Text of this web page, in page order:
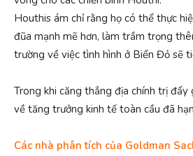
Houthis ám chỉ rằng họ có thể thực
đũa mạnh mẽ hơn, làm trầm trọng
trường về việc tình hình ở Biển Đỏ sẽ
Trong khi căng thẳng địa chính trị đẩy
về tăng trưởng kinh tế toàn cầu đã
Các nhà phân tích của Goldman